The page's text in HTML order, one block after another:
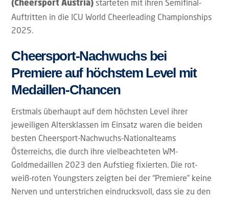
(Cheersport Austria) starteten mit ihren Semifinal-
Auftritten in die ICU World Cheerleading Championships
2025.
Cheersport-Nachwuchs bei
Premiere auf höchstem Level mit
Medaillen-Chancen
Erstmals überhaupt auf dem höchsten Level ihrer
jeweiligen Altersklassen im Einsatz waren die beiden
besten Cheersport-Nachwuchs-Nationalteams
Österreichs, die durch ihre vielbeachteten WM-
Goldmedaillen 2023 den Aufstieg fixierten. Die rot-
weiß-roten Youngsters zeigten bei der “Premiere” keine
Nerven und unterstrichen eindrucksvoll, dass sie zu den